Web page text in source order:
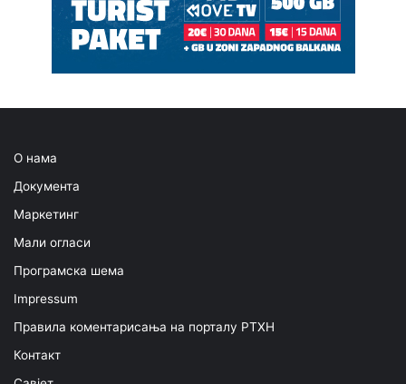
О нама
Документа
Маркетинг
Мали огласи
Програмска шема
Impressum
Правила коментарисања на порталу РТХН
Контакт